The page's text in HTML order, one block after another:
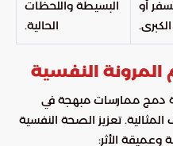
أو
البسيطة واللحظات
الحالية.
المرونة النفسية
دمج ممارسات مبهجة في
تعزيز الصحة النفسية
وعميقة الأثر: